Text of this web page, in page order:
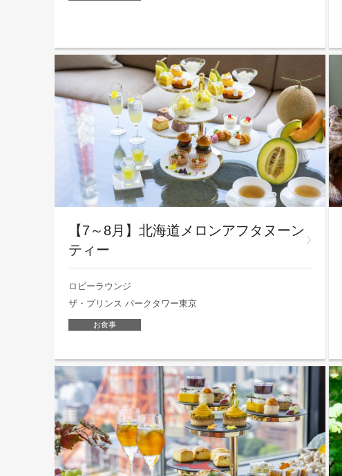
【7～8月】北海道メロンアフタヌーン
ティー
ロビーラウンジ
ザ・プリンス パークタワー東京
お食事